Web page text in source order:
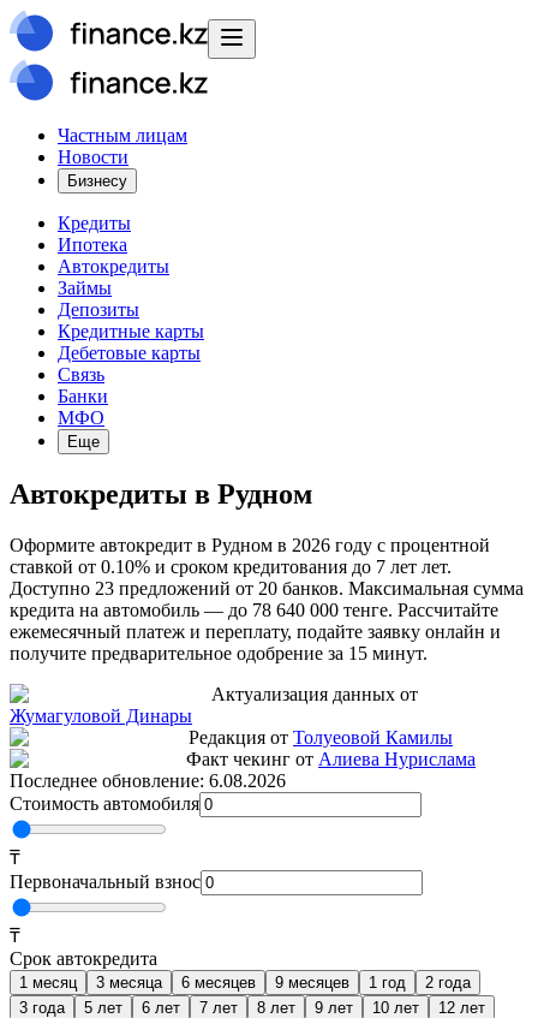
Частным лицам
Новости
Бизнесу
Кредиты
Ипотека
Автокредиты
Займы
Депозиты
Кредитные карты
Дебетовые карты
Связь
Банки
МФО
Еще
Автокредиты в Рудном
Оформите автокредит в Рудном в 2026 году с процентной
ставкой от 0.10% и сроком кредитования до 7 лет лет.
Доступно 23 предложений от 20 банков. Максимальная сумма
кредита на автомобиль — до 78 640 000 тенге. Рассчитайте
ежемесячный платеж и переплату, подайте заявку онлайн и
получите предварительное одобрение за 15 минут.
Актуализация данных от
Жумагуловой Динары
Редакция от Толуеовой Камилы
Факт чекинг от Алиева Нурислама
Последнее обновление: 6.08.2026
Стоимость автомобиля
₸
Первоначальный взнос
₸
Срок автокредита
1 месяц 3 месяца 6 месяцев 9 месяцев 1 год
2 года
3 года
5 лет 6 лет 7 лет 8 лет 9 лет 10 лет
12 лет